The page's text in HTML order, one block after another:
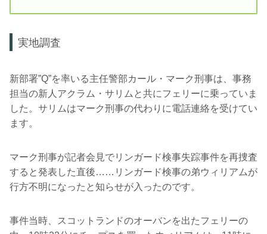
実地調査
新部署”Q”を率いる主任警部カール・マーク刑事は、事務
担当の新人アクラム・サリムと共にフェリーに乗っていま
した。サリムはマーク刑事の代わりに電話連絡を受けてい
ます。
マーク刑事が記者会見でリンガード検事失踪事件を再捜査
すると発表した直後……リンガード検事の弟ウィリアムが
行方不明になったと知らせが入ったのです。
事件当時、スコットランドのオーバンを出たフェリーの